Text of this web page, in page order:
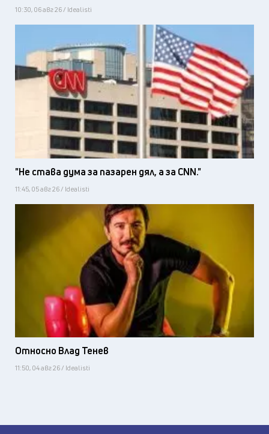
10:30, 06 авг 26 / Idealisti
"Не става дума за пазарен дял, а за CNN."
11:45, 05 авг 26 / Idealisti
Относно Влад Тенев
11:50, 04 авг 26 / Idealisti